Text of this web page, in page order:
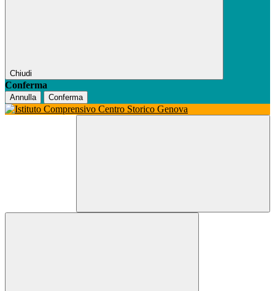
Chiudi
Conferma
Annulla Conferma